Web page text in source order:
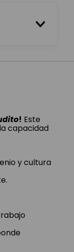
! Este
capacidad
y cultura